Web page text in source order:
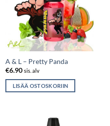
A & L – Pretty Panda
€6.90 sis. alv
LISÄÄ OSTOSKORIIN